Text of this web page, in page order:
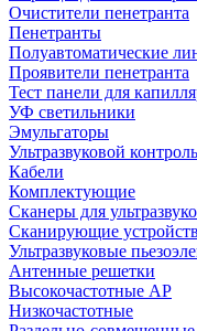
Очистители пенетранта
Пенетранты
Полуавтоматические
Проявители пенетранта
Тест панели для
УФ светильники
Эмульгаторы
Ультразвуковой контроль
Кабели
Комплектующие
Сканеры для
Сканирующие
Ультразвуковые
Антенные решетки
Высокочастотные АР
Низкочастотные